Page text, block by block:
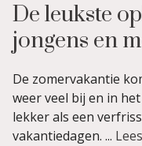
De leukste
jongens en
De zomervakantie
weer veel bij en in
lekker als een
vakantiedagen. ...